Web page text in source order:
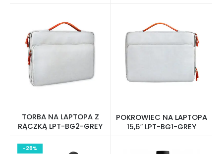
TORBA NA LAPTOPA Z
RĄCZKĄ LPT-BG2-GREY
POKROWIEC NA LAPTOPA
15,6″ LPT-BG1-GREY
-28%